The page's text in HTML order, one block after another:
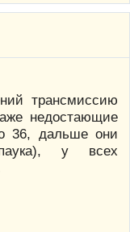
трансмиссию
недостающие
36, дальше они
у всех